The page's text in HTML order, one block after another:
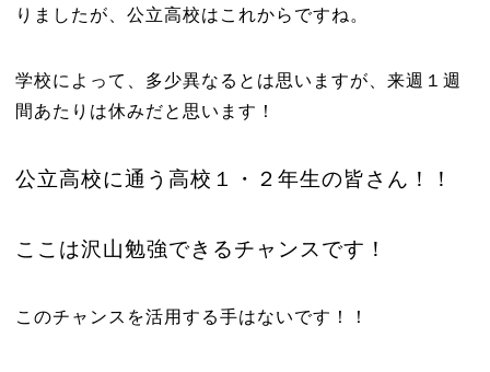
りましたが、公立高校はこれからですね。
学校によって、多少異なるとは思いますが、来週１週
間あたりは休みだと思います！
公立高校に通う高校１・２年生の皆さん！！
ここは沢山勉強できるチャンスです！
このチャンスを活用する手はないです！！